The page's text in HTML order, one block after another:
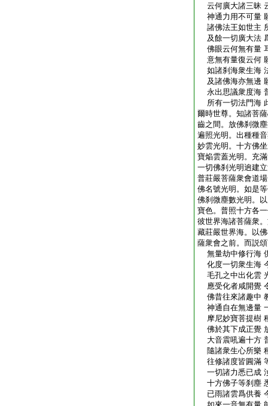
云何廣大諸三昧
神通力用不可量
諸佛法王如世主
及餘一切廣大法
佛眼云何無有量
意無有量復云何
如諸刹海衆生海
及諸佛海亦無邊
永出思議衆度海
所有一切法門海
爾時世尊。知諸菩
齒之間。放佛刹微
遍照光明。出種種
妙雲光明。十方佛
寶焔雲蓋光明。充
一切佛刹光明逈建
普莊嚴菩薩衆會道
佛名號光明。如是
佛刹微塵數光明。
寶色。普照十方各
彼世界海諸菩薩衆
藏莊嚴世界海。以
薩衆會之前。而説
無量劫中修行海
化度一切衆生海
毛孔之中出化雲
應受化者咸開覺
佛昔往來諸趣中
神通自在無邊量
摩尼妙寶菩提樹
佛於其下成正覺
大音震吼遍十方
隨諸衆生心所樂
往修諸度皆圓滿
一切諸力悉已成
十方佛子等刹塵
已雨諸雲爲供養